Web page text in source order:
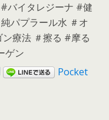
バイタレジーナ #健
パプラール水 ＃オ
療法 ＃擦る #摩る
ゲン
Pocket